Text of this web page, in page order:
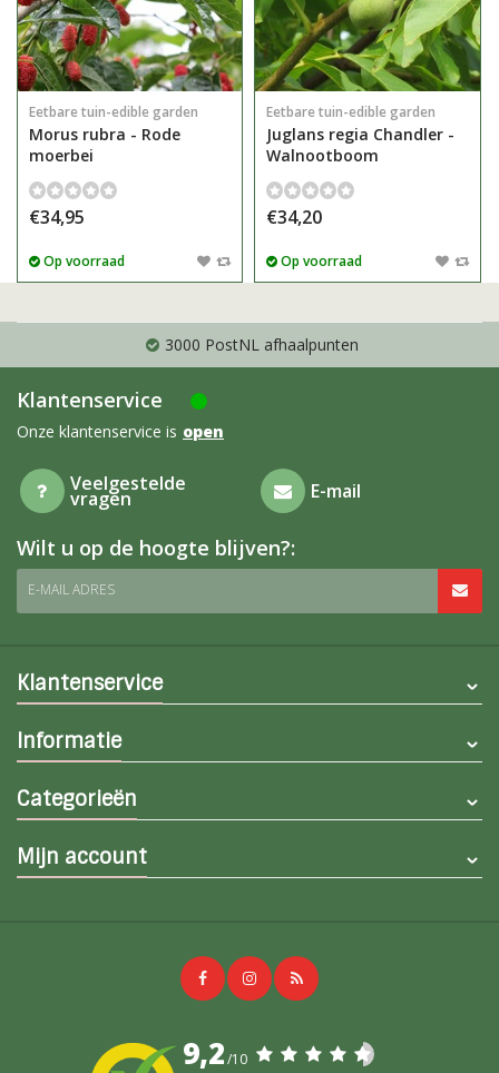
Eetbare tuin-edible garden
Morus rubra - Rode
moerbei
€34,95
Op voorraad
Eetbare tuin-edible garden
Juglans regia Chandler -
Walnootboom
€34,20
Op voorraad
3000 PostNL afhaalpunten
Klantenservice
Onze klantenservice is open
Veelgestelde
vragen E-mail
Wilt u op de hoogte blijven?:
E-MAIL ADRES
Klantenservice
Informatie
Categorieën
Mijn account
9,2/10